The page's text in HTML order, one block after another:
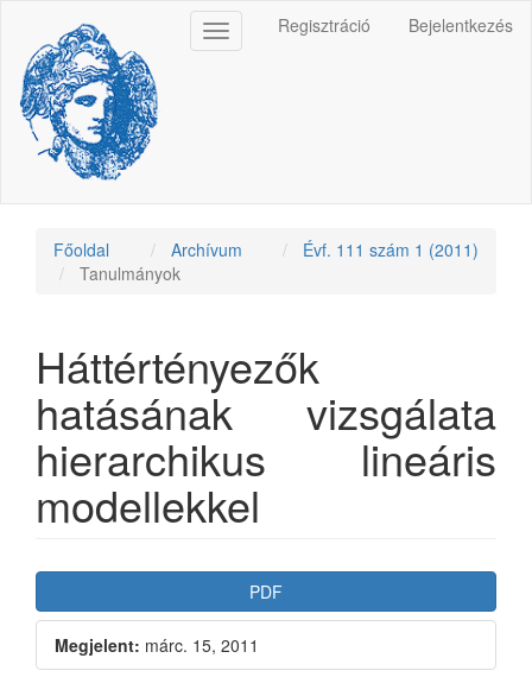
Navigation
Main
Content
Sidebar
Regisztráció Bejelentkezés
Toggle
navigation
Főoldal Archívum
Évf. 111 szám 1 (2011)
Tanulmányok
Háttértényezők
hatásának vizsgálata
hierarchikus lineáris
modellekkel
Article
Sidebar
PDF
Megjelent: márc. 15, 2011